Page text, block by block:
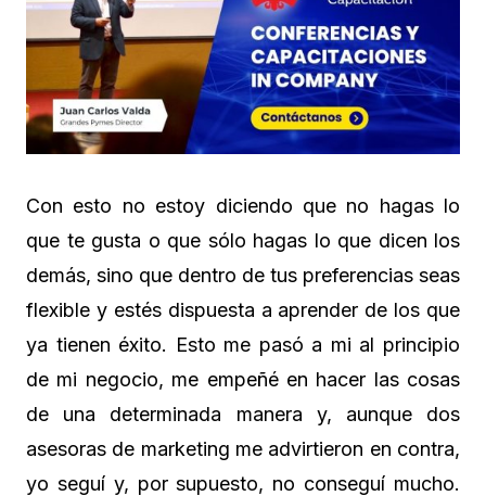
Con esto no estoy diciendo que no hagas lo
que te gusta o que sólo hagas lo que dicen los
demás, sino que dentro de tus preferencias seas
flexible y estés dispuesta a aprender de los que
ya tienen éxito. Esto me pasó a mi al principio
de mi negocio, me empeñé en hacer las cosas
de una determinada manera y, aunque dos
asesoras de marketing me advirtieron en contra,
yo seguí y, por supuesto, no conseguí mucho.